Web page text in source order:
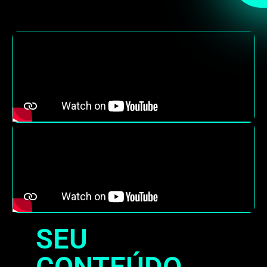
SEU